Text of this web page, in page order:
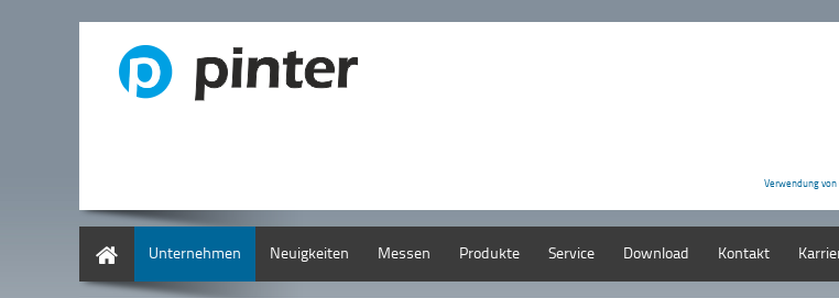
Verwendung
Unternehmen Neuigkeiten Messen Produkte Service Download Kontakt